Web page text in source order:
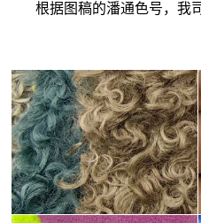
根据图稿的潘通色号，我